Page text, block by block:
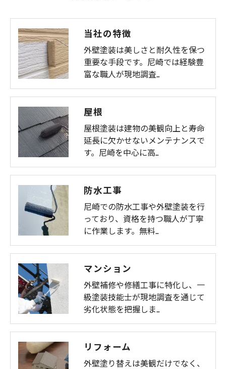
当社の特徴
外壁塗装は美しさと耐久性を保つ
重要な手段です。尼崎では経験豊
富な職人が現地調査…
屋根
屋根塗装は建物の美観向上と寿命
延長に欠かせないメンテナンスで
す。尼崎を中心に高…
防水工事
尼崎での防水工事や外壁塗装を行
っており、資格を持つ職人が丁寧
に作業します。無料…
マンション
外壁補修や修繕工事に特化し、一
級塗装技能士が現地調査を通じて
劣化状態を把握しま…
リフォーム
外壁塗り替えは美観だけでなく、